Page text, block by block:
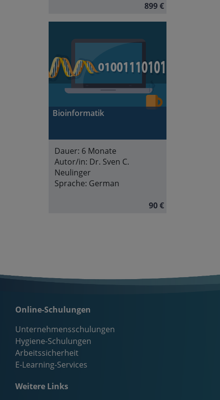
899 €
Bioinformatik
Dauer: 6 Monate
Autor/in: Dr. Sven C.
Neulinger
Sprache: German
90 €
Online-Schulungen
Unternehmensschulungen
Hygiene-Schulungen
Arbeitssicherheit
E-Learning-Services
Weitere Links